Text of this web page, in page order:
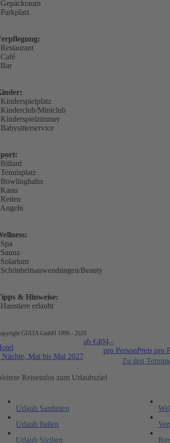
Miniclub
Beauty
& Hinweise:
erlaubt
GIATA GmbH 1996 - 2026
Nächte, Mai bis Mai 2027
ab €404,-
pro PersonPreis pro
Zu den
Reiseinfos zum Urlaubsziel
Urlaub Sardinien
Urlaub Italien
Urlaub Sizilien